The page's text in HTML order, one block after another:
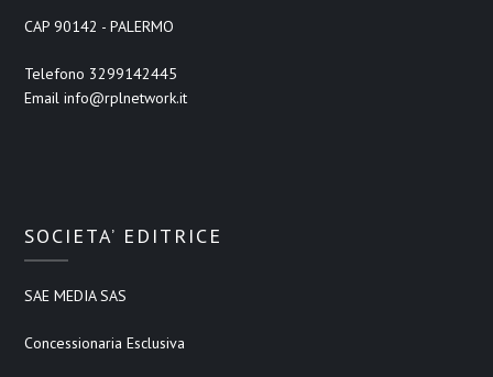
CAP 90142 - PALERMO
Telefono 3299142445
Email info@rplnetwork.it
SOCIETA’ EDITRICE
SAE MEDIA SAS
Concessionaria Esclusiva